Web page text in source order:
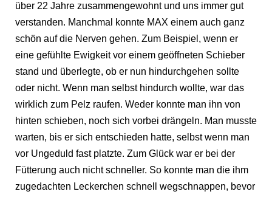
über 22 Jahre zusammengewohnt und uns immer gut
verstanden. Manchmal konnte MAX einem auch ganz
schön auf die Nerven gehen. Zum Beispiel, wenn er
eine gefühlte Ewigkeit vor einem geöffneten Schieber
stand und überlegte, ob er nun hindurchgehen sollte
oder nicht. Wenn man selbst hindurch wollte, war das
wirklich zum Pelz raufen. Weder konnte man ihn von
hinten schieben, noch sich vorbei drängeln. Man musste
warten, bis er sich entschieden hatte, selbst wenn man
vor Ungeduld fast platzte. Zum Glück war er bei der
Fütterung auch nicht schneller. So konnte man die ihm
zugedachten Leckerchen schnell wegschnappen, bevor